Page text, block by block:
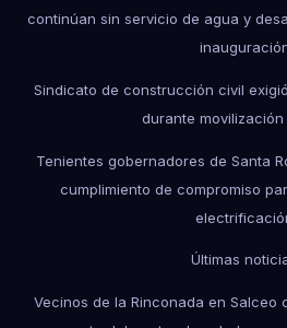
continúan sin servicio de agua y
Sindicato de construcción civil
durante
Tenientes gobernadores de Santa
cumplimiento de compromiso
Últimas
Vecinos de la Rinconada en Salceo